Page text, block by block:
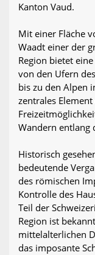
Kanton Vaud.
Mit einer Fläche
Waadt einer der
Region bietet
von den Ufern
bis zu den Alpen
zentrales
Wandern entlang
Historisch
bedeutende
des römischen
Kontrolle des
Teil der
Region ist
mittelalterlichen
das imposante